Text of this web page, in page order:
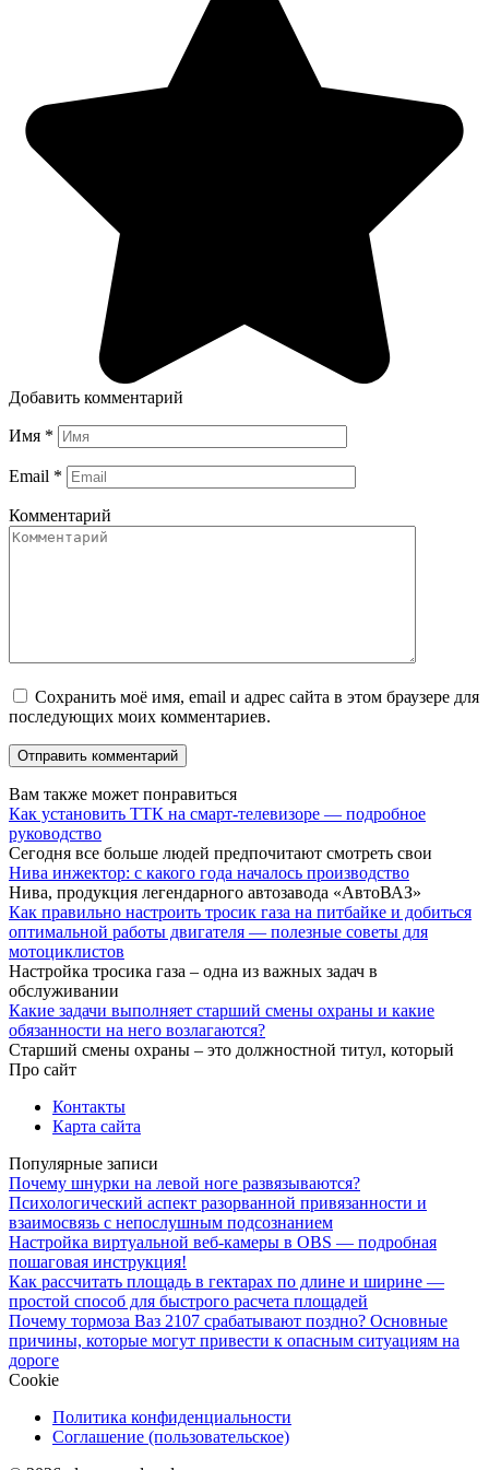
Добавить комментарий
Имя *
Email *
Комментарий
Сохранить моё имя, email и адрес сайта в этом браузере для
последующих моих комментариев.
Вам также может понравиться
Как установить ТТК на смарт-телевизоре — подробное
руководство
Сегодня все больше людей предпочитают смотреть свои
Нива инжектор: с какого года началось производство
Нива, продукция легендарного автозавода «АвтоВАЗ»
Как правильно настроить тросик газа на питбайке и добиться
оптимальной работы двигателя — полезные советы для
мотоциклистов
Настройка тросика газа – одна из важных задач в
обслуживании
Какие задачи выполняет старший смены охраны и какие
обязанности на него возлагаются?
Старший смены охраны – это должностной титул, который
Про сайт
Контакты
Карта сайта
Популярные записи
Почему шнурки на левой ноге развязываются?
Психологический аспект разорванной привязанности и
взаимосвязь с непослушным подсознанием
Настройка виртуальной веб-камеры в OBS — подробная
пошаговая инструкция!
Как рассчитать площадь в гектарах по длине и ширине —
простой способ для быстрого расчета площадей
Почему тормоза Ваз 2107 срабатывают поздно? Основные
причины, которые могут привести к опасным ситуациям на
дороге
Cookie
Политика конфиденциальности
Соглашение (пользовательское)